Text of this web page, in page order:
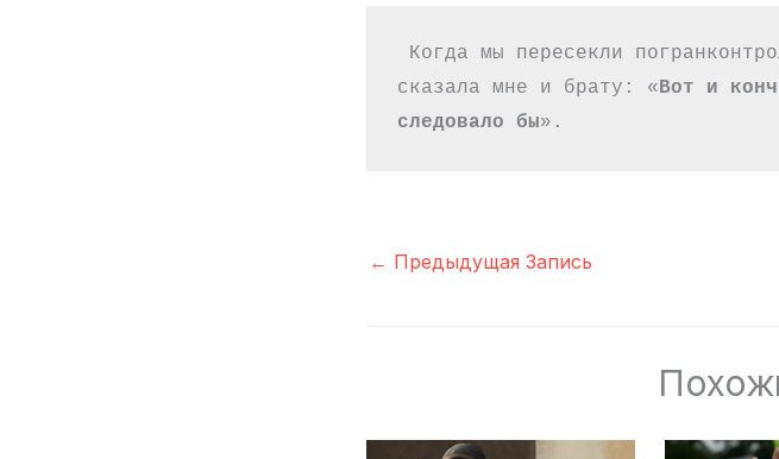
Когда мы пересекли
сказала мне и брату: «Вот и
следовало бы».
← Предыдущая Запись